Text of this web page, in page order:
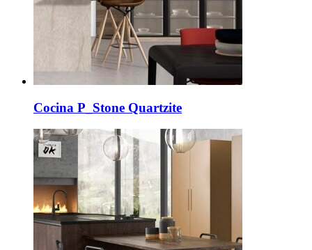
Cocina P_Stone Quartzite